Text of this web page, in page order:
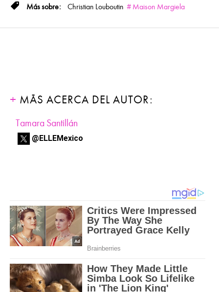
Christian Louboutin Maison Margiela
MÁS ACERCA DEL AUTOR:
Tamara Santillán
@ELLEMexico